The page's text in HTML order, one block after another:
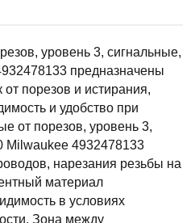
уровень 3, сигнальные,
предназначены
порезов и истирания,
и удобство при
от порезов, уровень 3,
Milwaukee 4932478133
нарезания резьбы на
материал
в условиях
Зона между